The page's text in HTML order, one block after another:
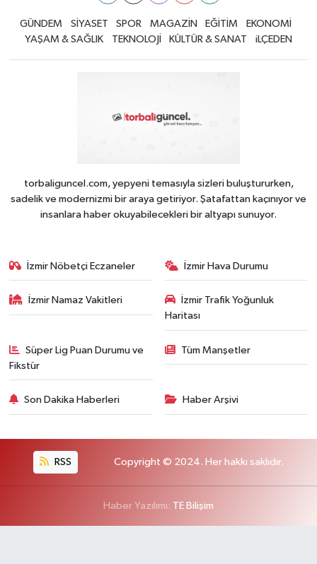
GÜNDEM SİYASET SPOR MAGAZİN EĞİTİM
EKONOMİ
YAŞAM & SAĞLIK
TEKNOLOJİ KÜLTÜR & SANAT iLÇEDEN
torbaliguncel.com, yepyeni temasıyla sizleri buluştururken,
sadelik ve modernizmi bir araya getiriyor. Şatafattan kaçınıyor ve
insanlara haber okuyabilecekleri bir altyapı sunuyor.
İzmir Nöbetçi Eczaneler İzmir Hava Durumu
İzmir Namaz Vakitleri
İzmir Trafik Yoğunluk
Haritası
Süper Lig Puan Durumu ve
Fikstür
Tüm Manşetler
Son Dakika Haberleri Haber Arşivi
RSS Copyright © 2024. Her hakkı saklıdır.
Haber Yazılımı: TE Bilişim